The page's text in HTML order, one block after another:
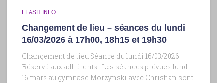
FLASH INFO
Changement de lieu – séances du lundi
16/03/2026 à 17h00, 18h15 et 19h30
Changement de lieu Séance du lundi 16/03/2026
Réservé aux adhérents : Les séances prévues lundi
16 mars au gymnase Morzynski avec Christian sont